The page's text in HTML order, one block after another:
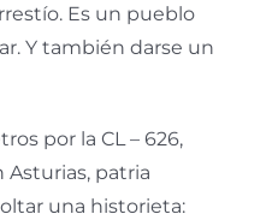
. Es un pueblo
Y también darse un
por la CL – 626,
Asturias, patria
una historieta: